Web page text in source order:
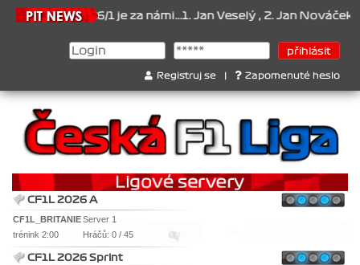
1 je za námi...1. Jan Veselý , 2. Jan Nováček , 3. Jakub
Registruj se Zapomenuté heslo
CF1L 2026 A
CF1L_BRITANIEServer 1
trénink 2:00
Hráčů: 0 / 45
CF1L 2026 Sprint